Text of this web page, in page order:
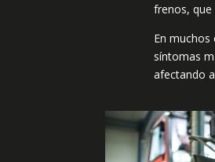
frenos, que
En
síntomas
afectando